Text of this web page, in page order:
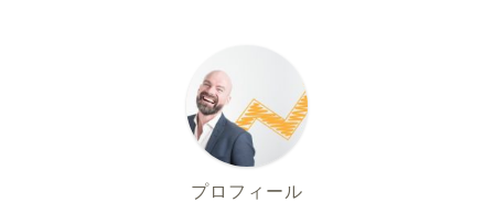
プロフィール